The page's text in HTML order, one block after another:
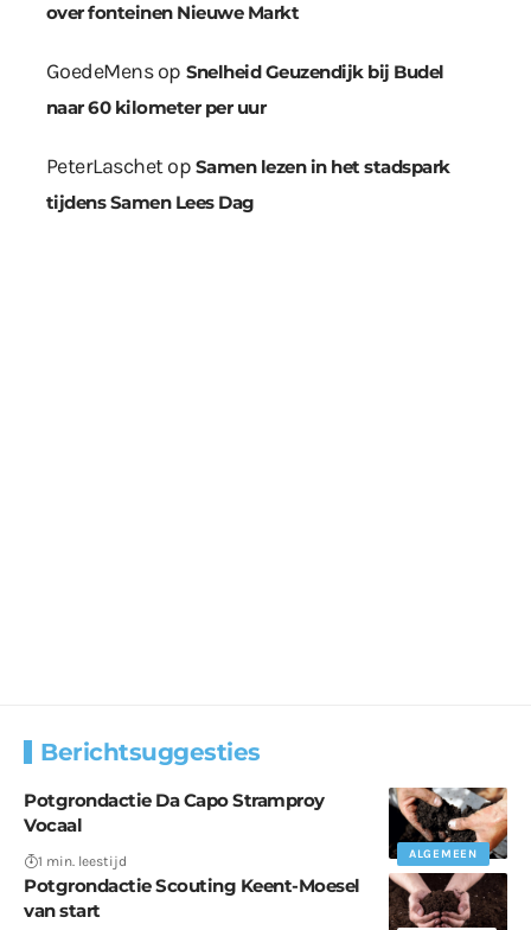
over fonteinen Nieuwe Markt
GoedeMensop Snelheid Geuzendijk bij Budel
naar 60 kilometer per uur
PeterLaschetop Samen lezen in het stadspark
tijdens Samen Lees Dag
Berichtsuggesties
ALGEMEEN
Potgrondactie Da Capo Stramproy
Vocaal
1 min. leestijd
Potgrondactie Scouting Keent-Moesel
van start